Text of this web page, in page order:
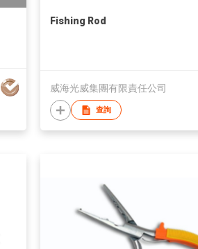
Fishing Rod
威海光威集團有限責任公司
查詢